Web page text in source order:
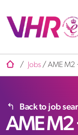
/ Jobs / AME M2
Back to job
AME M2